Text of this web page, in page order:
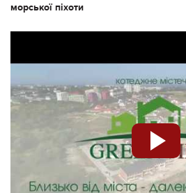
морської піхоти